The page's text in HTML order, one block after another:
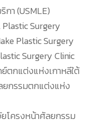
า (USMLE)
Surgery
Plastic Surgery
Surgery Clinic
ตกแต่งแห่งเกาหลีใต้
กรรมตกแต่งแห่ง
โครงหน้าศัลยกรรม